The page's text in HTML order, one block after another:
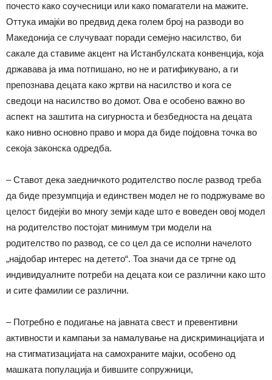
почесто како соучесници или како помагатели на мажите.
Оттука имајќи во предвид дека голем број на разводи во
Македонија се случуваат поради семејно насилство, би
сакале да ставиме акцент на Истанбулската конвенција, која
државава ја има потпишано, но не и ратификувано, а ги
препознава децата како жртви на насилство и кога се
сведоци на насилство во домот. Ова е особено важно во
аспект на заштита на сигурноста и безбедноста на децата
како нивно основно право и мора да биде појдовна точка во
секоја законска одредба.
– Ставот дека заедничкото родителство после развод треба
да биде презумпција и единствен модел не го подржуваме во
целост бидејќи во многу земји каде што е воведен овој модел
на родителство постојат минимум три модели на
родителство по развод, се со цел да се исполни начелото
„најдобар интерес на детето“. Тоа значи да се тргне од
индивидуалните потреби на децата кои се различни како што
и сите фамилии се различни.
– Потребно е подигање на јавната свест и превентивни
активности и кампањи за намалување на дискриминацијата и
на стигматизацијата на самохраните мајки, особено од
машката популација и бившите сопружници,